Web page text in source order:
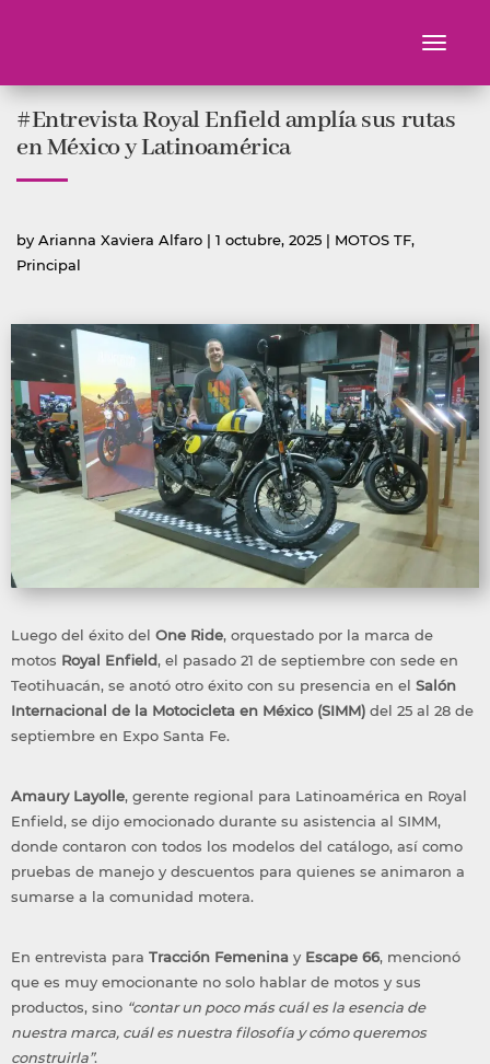
contenido
Toggle
#Entrevista Royal Enfield amplía sus rutas
en México y Latinoamérica
by Publicado
por
Arianna Xaviera Alfaro | 1 octubre, 2025 | Publicada
MOTOS TF,
Principal
Luego del éxito del One Ride, orquestado por la marca de
motos Royal Enfield, el pasado 21 de septiembre con sede en
Teotihuacán, se anotó otro éxito con su presencia en el Salón
Internacional de la Motocicleta en México (SIMM) del 25 al 28 de
septiembre en Expo Santa Fe.
Amaury Layolle, gerente regional para Latinoamérica en Royal
Enfield, se dijo emocionado durante su asistencia al SIMM,
donde contaron con todos los modelos del catálogo, así como
pruebas de manejo y descuentos para quienes se animaron a
sumarse a la comunidad motera.
En entrevista para Tracción Femenina y Escape 66, mencionó
que es muy emocionante no solo hablar de motos y sus
productos, sino “contar un poco más cuál es la esencia de
nuestra marca, cuál es nuestra filosofía y cómo queremos
construirla”.